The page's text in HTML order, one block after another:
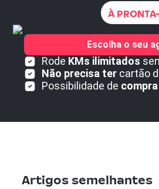
À
Rode KMs ilimitados
Não precisa tercartão
Possibilidade de
Escolha o seu
Artigos semelhantes